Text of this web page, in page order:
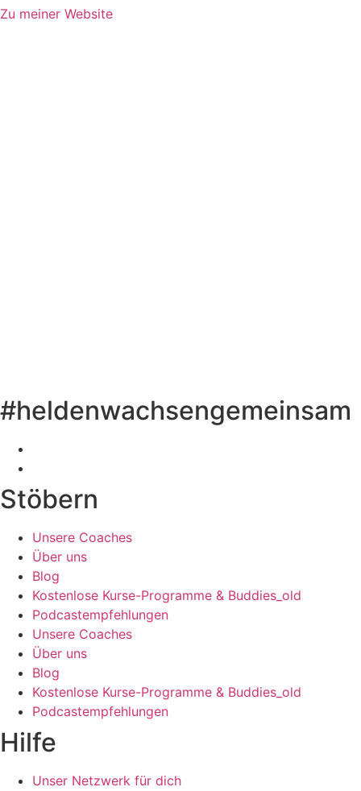
Zu meiner Website
#heldenwachsengemeinsam
Stöbern
Unsere Coaches
Über uns
Blog
Kostenlose Kurse-Programme & Buddies_old
Podcastempfehlungen
Unsere Coaches
Über uns
Blog
Kostenlose Kurse-Programme & Buddies_old
Podcastempfehlungen
Hilfe
Unser Netzwerk für dich